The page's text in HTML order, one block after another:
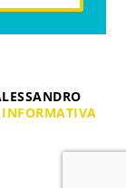
INFORMATIVA